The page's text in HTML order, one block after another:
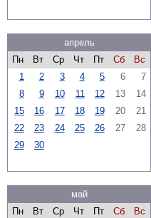
апрель
Пн
Вт Ср Чт Пт Сб
Вс
1
2 3 4 5 6
7
8
9 10 11 12 13
14
15
16 17 18 19 20
21
22
23 24 25 26 27
28
29
30
май
Пн
Вт Ср Чт Пт Сб
Вс